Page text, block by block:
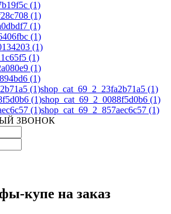
shop_cat_69_2_23fa2b71a5 (1)
shop_cat_69_2_0088f5d0b6 (1)
shop_cat_69_2_857aec6c57 (1)
ЗВОНОК
купе на заказ